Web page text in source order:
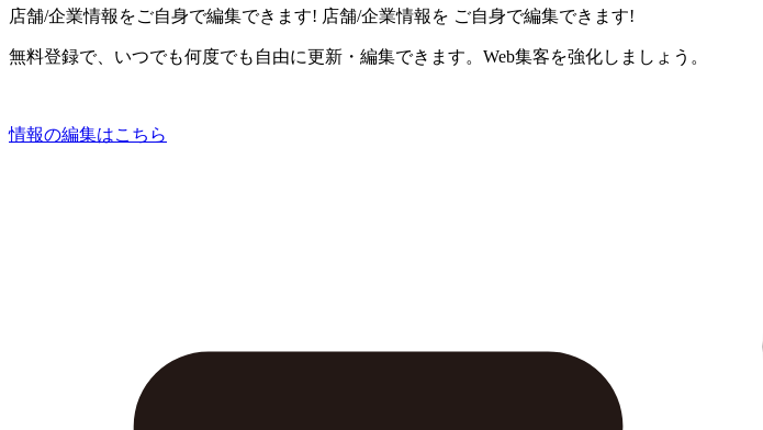
店舗/企業情報をご自身で編集できます! 店舗/企業情報を ご自身で編集できます!
無料登録で、いつでも何度でも自由に更新・編集できます。Web集客を強化しましょう。
情報の編集はこちら